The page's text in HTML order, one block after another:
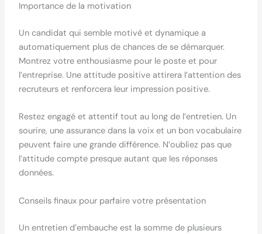
Importance de la motivation
Un candidat qui semble motivé et dynamique a
automatiquement plus de chances de se démarquer.
Montrez votre enthousiasme pour le poste et pour
l’entreprise. Une attitude positive attirera l’attention des
recruteurs et renforcera leur impression positive.
Restez engagé et attentif tout au long de l’entretien. Un
sourire, une assurance dans la voix et un bon vocabulaire
peuvent faire une grande différence. N’oubliez pas que
l’attitude compte presque autant que les réponses
données.
Conseils finaux pour parfaire votre présentation
Un entretien d’embauche est la somme de plusieurs